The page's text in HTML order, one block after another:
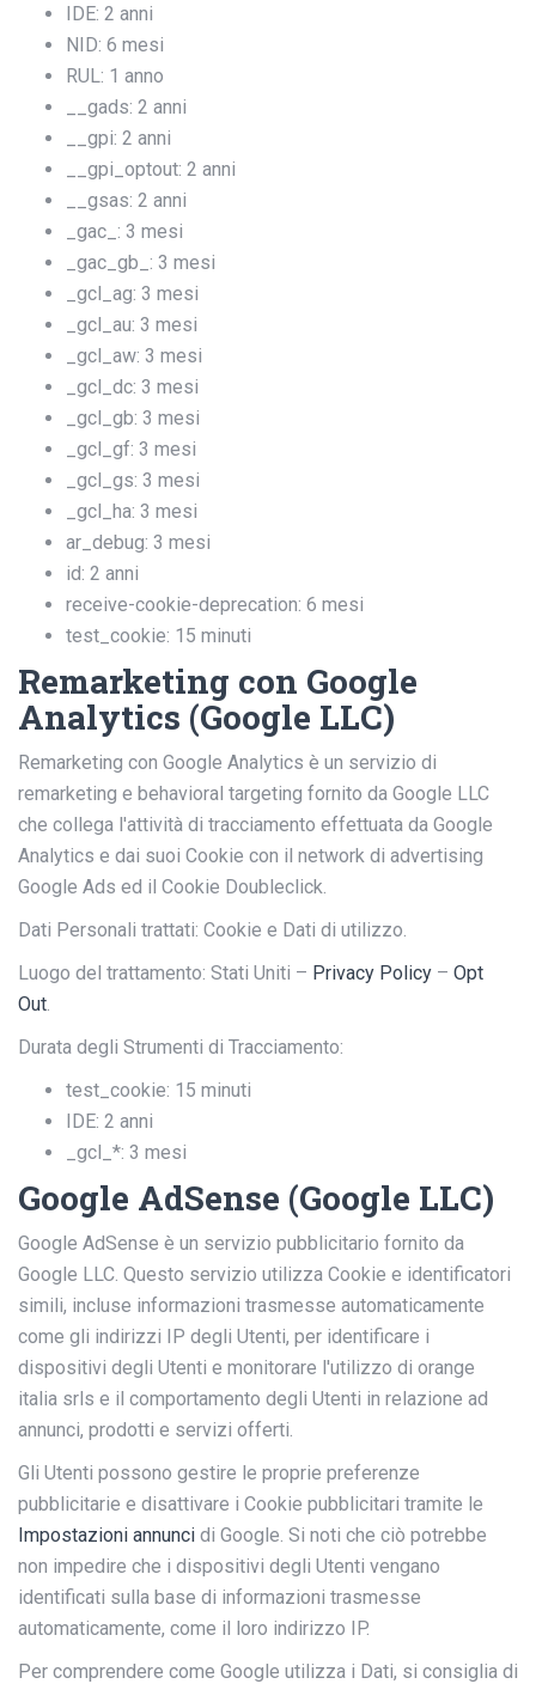
IDE: 2 anni
NID: 6 mesi
RUL: 1 anno
__gads: 2 anni
__gpi: 2 anni
__gpi_optout: 2 anni
__gsas: 2 anni
_gac_ : 3 mesi
_gac_gb_ : 3 mesi
_gcl_ag: 3 mesi
_gcl_au: 3 mesi
_gcl_aw: 3 mesi
_gcl_dc: 3 mesi
_gcl_gb: 3 mesi
_gcl_gf: 3 mesi
_gcl_gs: 3 mesi
_gcl_ha: 3 mesi
ar_debug: 3 mesi
id: 2 anni
receive-cookie-deprecation: 6 mesi
test_cookie: 15 minuti
Remarketing con Google
Analytics (Google LLC)
Remarketing con Google Analytics è un servizio di
remarketing e behavioral targeting fornito da Google LLC
che collega l'attività di tracciamento effettuata da Google
Analytics e dai suoi Cookie con il network di advertising
Google Ads ed il Cookie Doubleclick.
Dati Personali trattati: Cookie e Dati di utilizzo.
Luogo del trattamento: Stati Uniti – Privacy Policy – Opt
Out.
Durata degli Strumenti di Tracciamento:
test_cookie: 15 minuti
IDE: 2 anni
_gcl_*: 3 mesi
Google AdSense (Google LLC)
Google AdSense è un servizio pubblicitario fornito da
Google LLC. Questo servizio utilizza Cookie e identificatori
simili, incluse informazioni trasmesse automaticamente
come gli indirizzi IP degli Utenti, per identificare i
dispositivi degli Utenti e monitorare l'utilizzo di orange
italia srls e il comportamento degli Utenti in relazione ad
annunci, prodotti e servizi offerti.
Gli Utenti possono gestire le proprie preferenze
pubblicitarie e disattivare i Cookie pubblicitari tramite le
Impostazioni annunci di Google. Si noti che ciò potrebbe
non impedire che i dispositivi degli Utenti vengano
identificati sulla base di informazioni trasmesse
automaticamente, come il loro indirizzo IP.
Per comprendere come Google utilizza i Dati, si consiglia di